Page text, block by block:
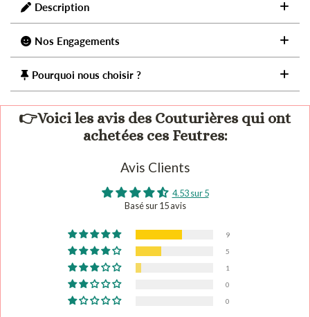
Description
Nos Engagements
Pourquoi nous choisir ?
👉Voici les avis des Couturières qui ont
achetées ces Feutres:
Avis Clients
4.53 sur 5
Basé sur 15 avis
9
5
1
0
0